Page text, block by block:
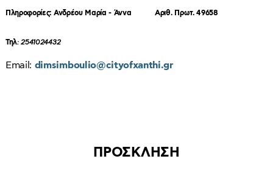
Πληροφορίες: Ανδρέου Μαρία - Άννα Αριθ. Πρωτ. 49658
Τηλ: 2541024432
Email: dimsimboulio@cityofxanthi.gr
ΠΡΟΣΚΛΗΣΗ